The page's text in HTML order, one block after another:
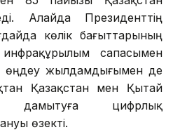
Алайда Президенттің
көлік бағыттарының
инфрақұрылым сапасымен
өңдеу жылдамдығымен де
Қазақстан мен Қытай
дамытуға цифрлық
өзекті.